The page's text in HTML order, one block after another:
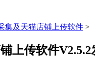
集及天猫店铺上传软件 >
上传软件V2.5.2